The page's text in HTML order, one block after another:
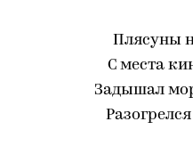
Плясуны
С места
Задышал